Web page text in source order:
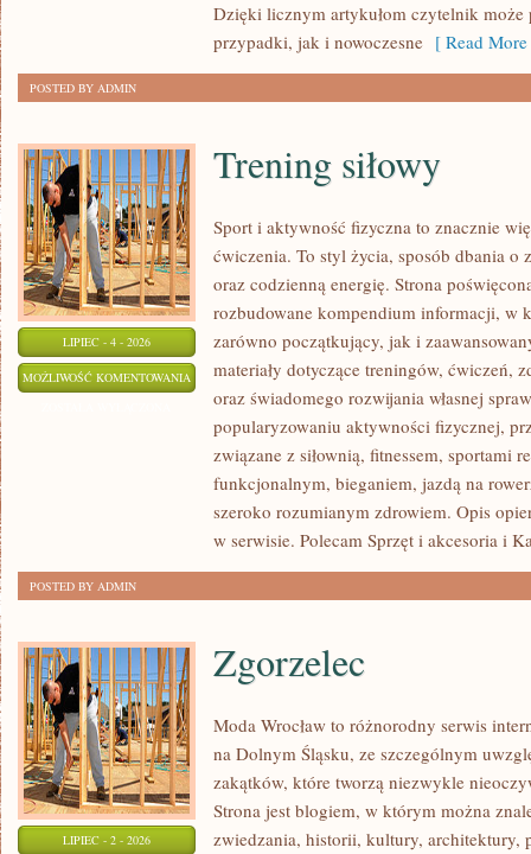
Dzięki licznym artykułom czytelnik może
przypadki, jak i nowoczesne [ Read
POSTED BY ADMIN
LIPIEC - 4 - 2026
MOŻLIWOŚĆ KOMENTOWANIA TRENING
SIŁOWY
Trening siłowy
Sport i aktywność fizyczna to znacznie
ćwiczenia. To styl życia, sposób dbania o
oraz codzienną energię. Strona
rozbudowane kompendium informacji, w
zarówno początkujący, jak i
materiały dotyczące treningów, ćwiczeń,
oraz świadomego rozwijania własnej
popularyzowaniu aktywności fizycznej,
związane z siłownią, fitnessem, sportami
funkcjonalnym, bieganiem, jazdą na
szeroko rozumianym zdrowiem. Opis
w serwisie. Polecam Sprzęt i akcesoria i
POSTED BY ADMIN
LIPIEC - 2 - 2026
Zgorzelec
Moda Wrocław to różnorodny serwis
na Dolnym Śląsku, ze szczególnym
zakątków, które tworzą niezwykle
Strona jest blogiem, w którym można
zwiedzania, historii, kultury, architektury,